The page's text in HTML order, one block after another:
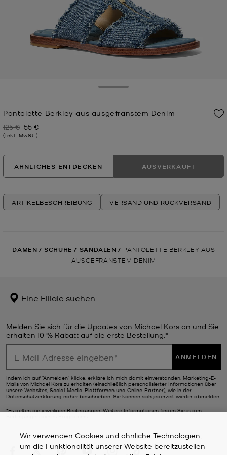
Pantolette Berkley aus ausgefranstem Denim
Zuvor
125 € Jetzt
55 €
(Inkl. MwSt.)
ÄHNLICHES ENTDECKEN AUSVERKAUFT
ARTIKELBESCHREIBUNG VERSAND UND RÜCKVERSAND
DAMEN / SCHUHE / SANDALEN / PANTOLETTE BERKLEY AUS
AUSGEFRANSTEM DENIM
Eine Filiale suchen
Melden Sie sich für die Updates von Michael Kors an und Sie
erhalten 10 % Rabatt auf die erste Bestellung.*
ANMELDEN
Indem ich auf "Anmelden" klicke, erkläre ich mich damit einverstanden, Marketing-E-
Mails von Michael Kors zu erhalten (einschließlich personalisierter Informationen über
unsere Websites, Social-Media-Plattformen und Online-Partner), wie in der
Datenschutzerklärung näher beschrieben. Sie können sich jederzeit wieder abmelden.
*Es gelten die jeweiligen Bedingungen. Weitere Informationen finden Sie in den
Wir verwenden Cookies und ähnliche Technologien,
um die Funktionalität unserer Website bereitzustellen